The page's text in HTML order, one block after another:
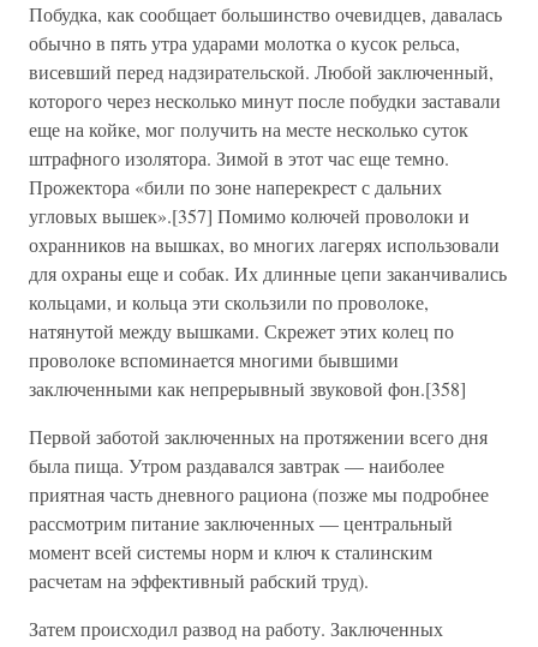
Побудка, как сообщает большинство очевидцев, давалась
обычно в пять утра ударами молотка о кусок рельса,
висевший перед надзирательской. Любой заключенный,
которого через несколько минут после побудки заставали
еще на койке, мог получить на месте несколько суток
штрафного изолятора. Зимой в этот час еще темно.
Прожектора «били по зоне наперекрест с дальних
угловых вышек».[357] Помимо колючей проволоки и
охранников на вышках, во многих лагерях использовали
для охраны еще и собак. Их длинные цепи заканчивались
кольцами, и кольца эти скользили по проволоке,
натянутой между вышками. Скрежет этих колец по
проволоке вспоминается многими бывшими
заключенными как непрерывный звуковой фон.[358]
Первой заботой заключенных на протяжении всего дня
была пища. Утром раздавался завтрак — наиболее
приятная часть дневного рациона (позже мы подробнее
рассмотрим питание заключенных — центральный
момент всей системы норм и ключ к сталинским
расчетам на эффективный рабский труд).
Затем происходил развод на работу. Заключенных